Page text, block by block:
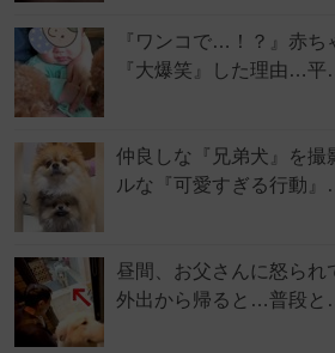
『ワンコで…！？』赤ち
『大爆笑』した理由…
仲良しな『兄弟犬』を
ルな『可愛すぎる行動
昼間、お父さんに怒ら
外出から帰ると…普段